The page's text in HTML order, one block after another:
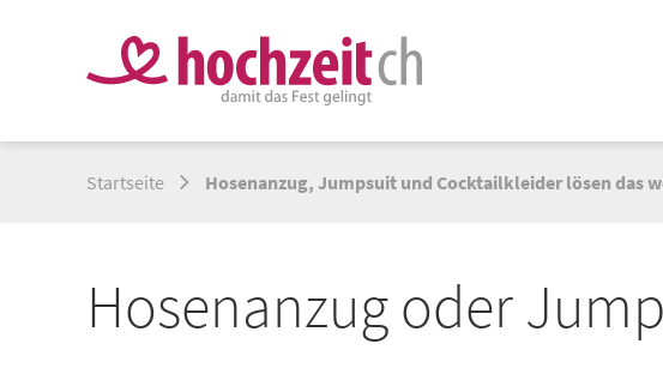
Startseite Hosenanzug, Jumpsuit und Cocktailkleider lösen das
Hosenanzug oder